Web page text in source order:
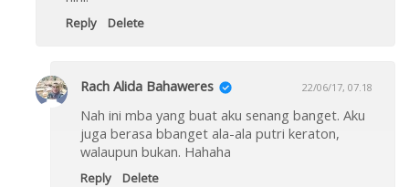
Reply Delete
Rach Alida Bahaweres 22/06/17, 07.18
Nah ini mba yang buat aku senang banget. Aku
juga berasa bbanget ala-ala putri keraton,
walaupun bukan. Hahaha
Reply Delete